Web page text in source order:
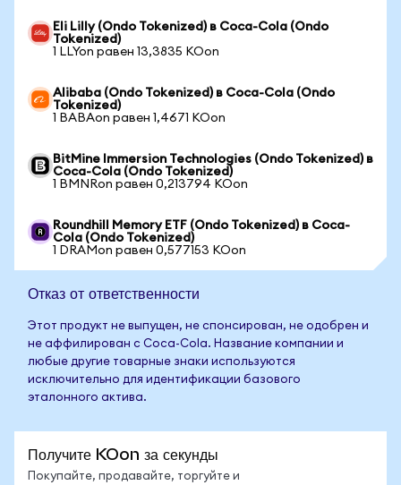
Eli Lilly (Ondo Tokenized) в Coca-Cola (Ondo
Tokenized)
1 LLYon равен 13,3835 KOon
Alibaba (Ondo Tokenized) в Coca-Cola (Ondo
Tokenized)
1 BABAon равен 1,4671 KOon
BitMine Immersion Technologies (Ondo Tokenized) в
Coca-Cola (Ondo Tokenized)
1 BMNRon равен 0,213794 KOon
Roundhill Memory ETF (Ondo Tokenized) в Coca-
Cola (Ondo Tokenized)
1 DRAMon равен 0,577153 KOon
Отказ от ответственности
Этот продукт не выпущен, не спонсирован, не одобрен и
не аффилирован с Coca-Cola. Название компании и
любые другие товарные знаки используются
исключительно для идентификации базового
эталонного актива.
Получите KOon за секунды
Покупайте, продавайте, торгуйте и